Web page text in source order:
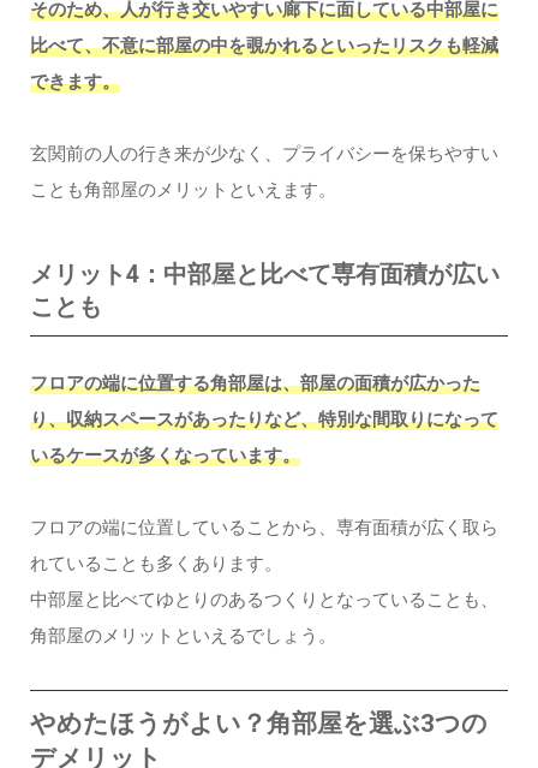
そのため、人が行き交いやすい廊下に面している中部屋に
比べて、不意に部屋の中を覗かれるといったリスクも軽減
できます。
玄関前の人の行き来が少なく、プライバシーを保ちやすい
ことも角部屋のメリットといえます。
メリット4：中部屋と比べて専有面積が広い
ことも
フロアの端に位置する角部屋は、部屋の面積が広かった
り、収納スペースがあったりなど、特別な間取りになって
いるケースが多くなっています。
フロアの端に位置していることから、専有面積が広く取ら
れていることも多くあります。
中部屋と比べてゆとりのあるつくりとなっていることも、
角部屋のメリットといえるでしょう。
やめたほうがよい？角部屋を選ぶ3つの
デメリット